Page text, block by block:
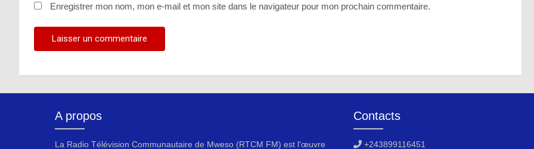
Enregistrer mon nom, mon e-mail et mon site dans le navigateur pour mon prochain commentaire.
A propos
La Radio Télévision Communautaire de Mweso (RTCM FM) est l'œuvre
Contacts
+243899116451